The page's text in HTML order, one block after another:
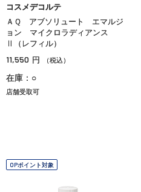
コスメデコルテ
ＡＱ アブソリュート エマルジ
ョン マイクロラディアンス
Ⅱ（レフィル）
11,550 円 （税込）
在庫：○
店舗受取可
OPポイント対象